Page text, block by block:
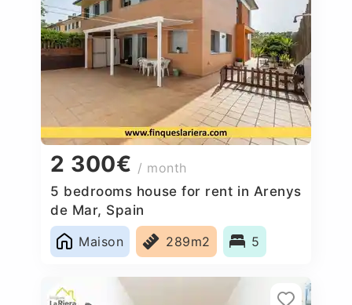
2 300€ / month
5 bedrooms house for rent in Arenys
de Mar, Spain
Maison
289m2 5